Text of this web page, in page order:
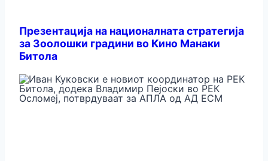
Презентација на националната стратегија
за Зоолошки градини во Кино Манаки
Битола